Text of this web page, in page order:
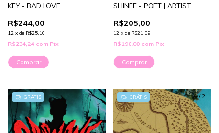
KEY - BAD LOVE
R$244,00
12 x de R$25,10
R$234,24 com Pix
Comprar
SHINEE - POET | ARTIST
R$205,00
12 x de R$21,09
R$196,80 com Pix
Comprar
GRÁTIS 1/ 2
GRÁTIS